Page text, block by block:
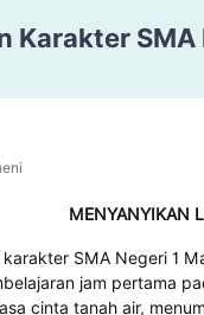
i
M
l
n
g
i
o
Karakter SMA
MENYANYIKAN
SMA Negeri 1
jam pertama
cinta tanah air,